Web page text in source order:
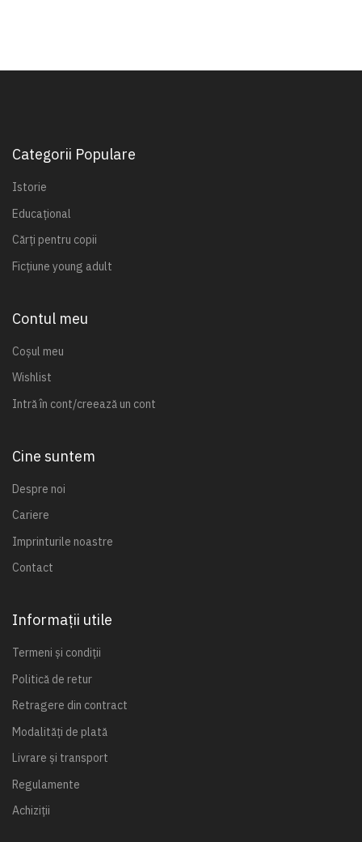
Categorii Populare
Istorie
Educațional
Cărți pentru copii
Ficțiune young adult
Contul meu
Coșul meu
Wishlist
Intră în cont/creează un cont
Cine suntem
Despre noi
Cariere
Imprinturile noastre
Contact
Informații utile
Termeni și condiții
Politică de retur
Retragere din contract
Modalități de plată
Livrare și transport
Regulamente
Achiziții